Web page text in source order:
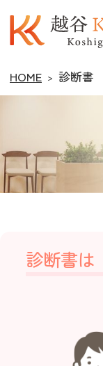
越谷Kこころのクリ
HOME 診断書
診断書は